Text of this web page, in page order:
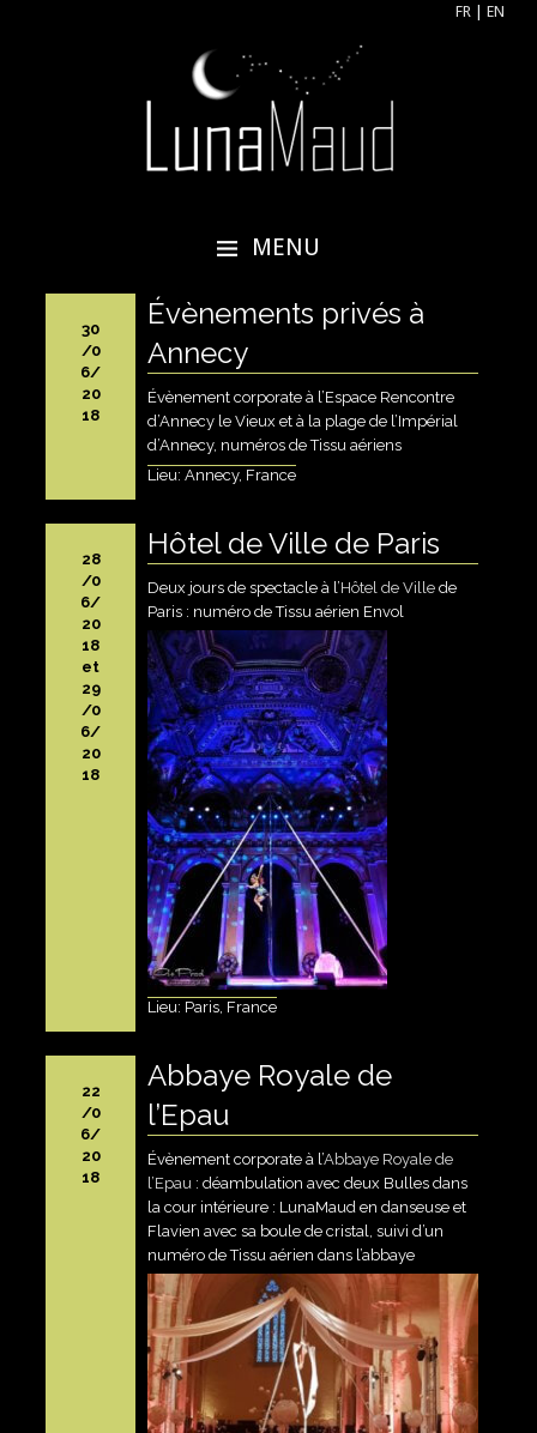
FR |EN
tissu aérien, cerceau aérien
MENU
CONTENU
PRINCIPAL
30
/0
6/
20
18
Évènements privés à
Annecy
Évènement corporate à l’Espace Rencontre
d’Annecy le Vieux et à la plage de l’Impérial
d’Annecy, numéros de Tissu aériens
Lieu: Annecy, France
28
/0
6/
20
18
et
29
/0
6/
20
18
Hôtel de Ville de Paris
Deux jours de spectacle à l’Hôtel de Villede
Paris : numéro de Tissu aérien Envol
Lieu: Paris, France
22
/0
6/
20
18
Abbaye Royale de
l’Epau
Évènement corporate à l’Abbaye Royale de
l’Epau : déambulation avec deux Bulles dans
la cour intérieure : LunaMaud en danseuse et
Flavien avec sa boule de cristal, suivi d’un
numéro de Tissu aérien dans l’abbaye